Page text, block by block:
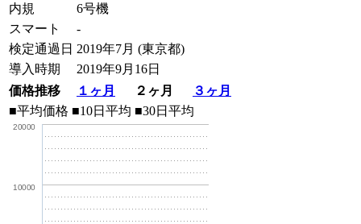
内規
6号機
スマート
-
検定通過日 2019年7月 (東京都)
導入時期
2019年9月16日
価格推移
１ヶ月 ２ヶ月
３ヶ月
■平均価格 ■10日平均 ■30日平均
10000
20000